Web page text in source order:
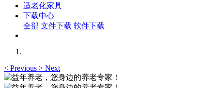
适老化家具
下载中心
全部 文件下载 软件下载
< Previous > Next